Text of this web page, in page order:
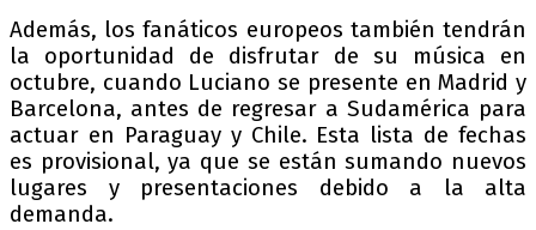
Además, los fanáticos europeos también tendrán
la oportunidad de disfrutar de su música en
octubre, cuando Luciano se presente en Madrid y
Barcelona, antes de regresar a Sudamérica para
actuar en Paraguay y Chile. Esta lista de fechas
es provisional, ya que se están sumando nuevos
lugares y presentaciones debido a la alta
demanda.